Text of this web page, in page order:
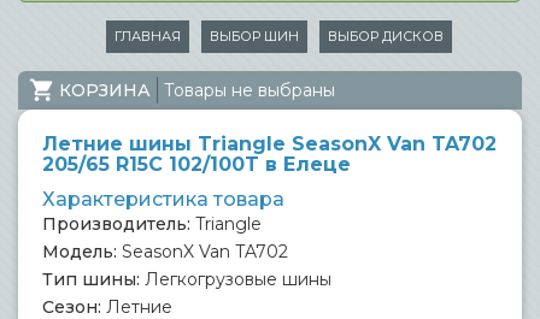
ГЛАВНАЯ ВЫБОР ШИН ВЫБОР ДИСКОВ
КОРЗИНА Товары не выбраны
Летние шины Triangle SeasonX Van TA702
205/65 R15C 102/100T в Елеце
Характеристика товара
Производитель: Triangle
Модель: SeasonX Van TA702
Тип шины: Легкогрузовые шины
Сезон: Летние